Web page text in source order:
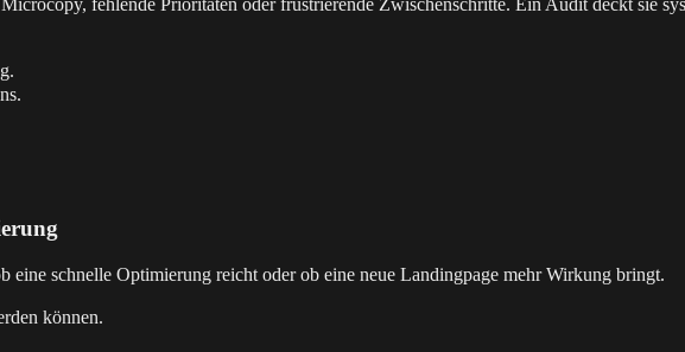
fehlende Prioritäten oder frustrierende Zwischenschritte. Ein Audit deckt sie
eine schnelle Optimierung reicht oder ob eine neue Landingpage mehr Wirkung bringt.
können.